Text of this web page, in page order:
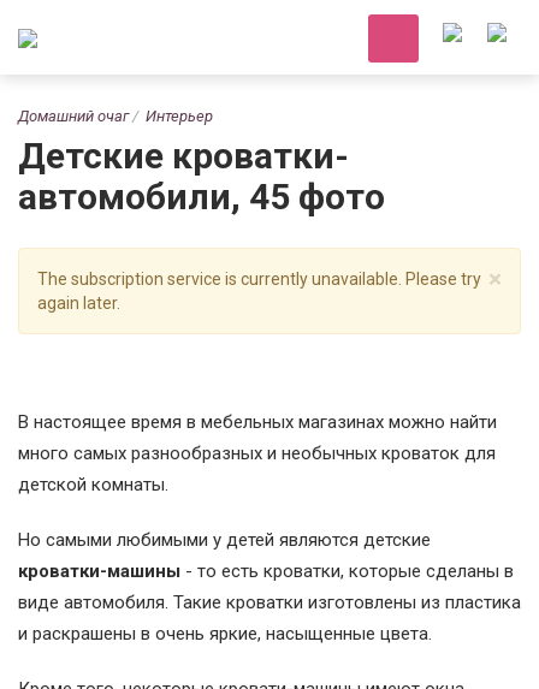
Домашний очаг Интерьер
Детские кроватки-
автомобили, 45 фото
×
The subscription service is currently unavailable. Please try
again later.
В настоящее время в мебельных магазинах можно найти
много самых разнообразных и необычных кроваток для
детской комнаты.
Но самыми любимыми у детей являются детские
кроватки-машины - то есть кроватки, которые сделаны в
виде автомобиля. Такие кроватки изготовлены из пластика
и раскрашены в очень яркие, насыщенные цвета.